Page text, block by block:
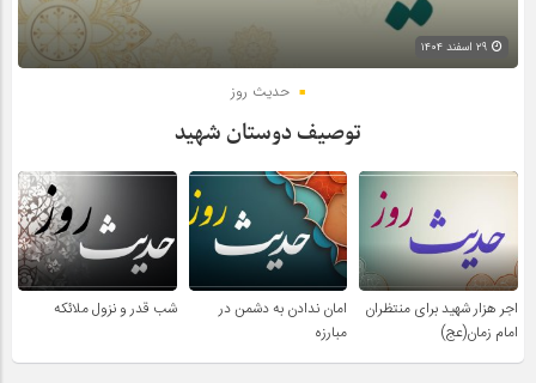
حدیث روز
توصیف دوستان شهید
اجر هزار شهید برای منتظران
امام زمان(عج)
امان ندادن به دشمن در
مبارزه
شب قدر و نزول ملائکه